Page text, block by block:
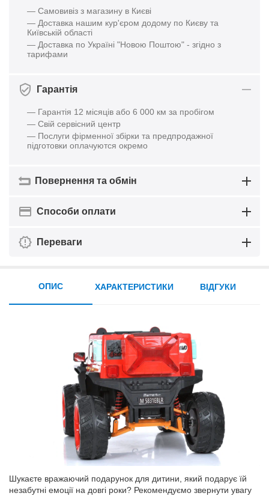
— Самовивіз з магазину в Києві
— Доставка нашим кур'єром додому по Києву та
Київській області
— Доставка по Україні "Новою Поштою" - згідно з
тарифами
Гарантія
— Гарантія 12 місяців або 6 000 км за пробігом
— Свій сервісний центр
— Послуги фірменної збірки та предпродажної
підготовки оплачуются окремо
Повернення та обмін
Способи оплати
Переваги
ОПИС
Шукаєте вражаючий подарунок для дитини, який подарує їй
незабутні емоції на довгі роки? Рекомендуємо звернути увагу
ХАРАКТЕРИСТИКИ ВІДГУКИ